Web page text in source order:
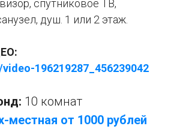
спутниковое ТВ,
душ. 1 или 2 этаж.
196219287_456239042
10 комнат
местная от 1000 рублей